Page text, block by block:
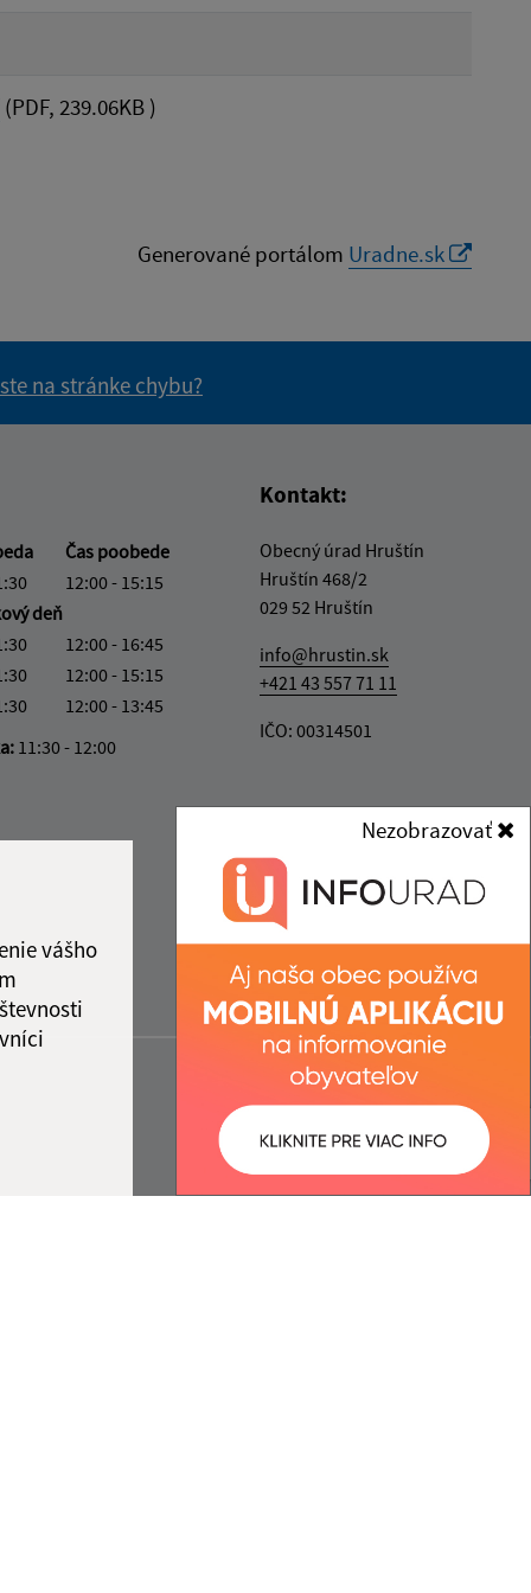
vášho
Nezobrazovať
(PDF, 239.06KB )
Generované portálom Uradne.sk
na stránke chybu?
Čas poobede
12:00 - 15:15
deň
12:00 - 16:45
12:00 - 15:15
12:00 - 13:45
11:30 - 12:00
Kontakt:
Obecný úrad Hruštín
Hruštín 468/2
029 52 Hruštín
info@hrustin.sk
+421 43 557 71 11
IČO: 00314501